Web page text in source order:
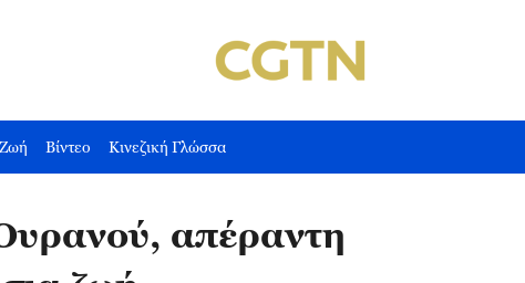
Ζωή Βίντεο Κινεζική Γλώσσα
απέραντη